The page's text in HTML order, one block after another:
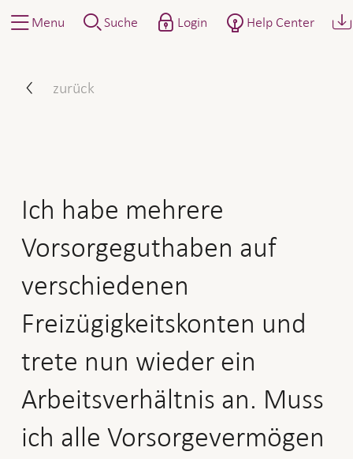
Menu Suche Login Help Center
zurück
Ich habe mehrere
Vorsorgeguthaben auf
verschiedenen
Freizügigkeitskonten und
trete nun wieder ein
Arbeitsverhältnis an. Muss
ich alle Vorsorgevermögen